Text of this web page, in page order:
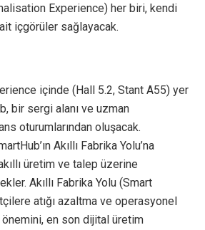
Experience) her biri, kendi
içgörüler sağlayacak.
içinde (Hall 5.2, Stant A55) yer
bir sergi alanı ve uzman
oturumlarından oluşacak.
Akıllı Fabrika Yolu’na
üretim ve talep üzerine
Akıllı Fabrika Yolu (Smart
atığı azaltma ve operasyonel
önemini, en son dijital üretim